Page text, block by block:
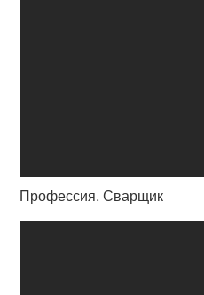
Профессия. Сварщик